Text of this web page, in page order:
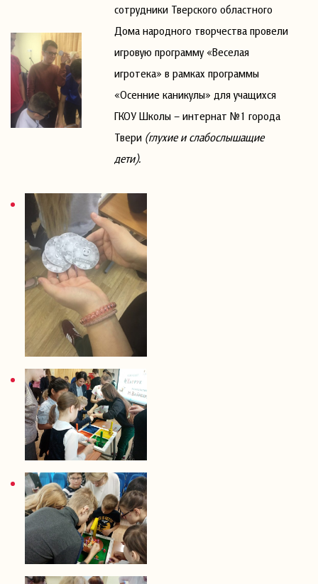
сотрудники Тверского областного
Дома народного творчества провели
игровую программу «Веселая
игротека» в рамках программы
«Осенние каникулы» для учащихся
ГКОУ Школы – интернат №1 города
Твери (глухие и слабослышащие
дети).